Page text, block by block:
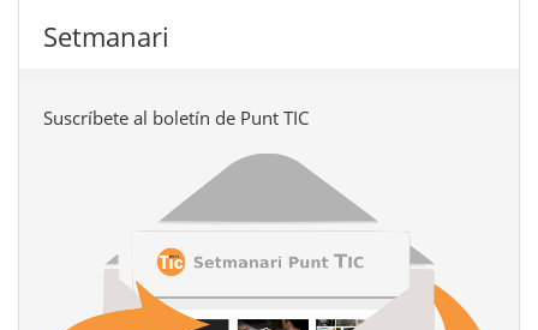
Setmanari
Suscríbete al boletín de Punt TIC